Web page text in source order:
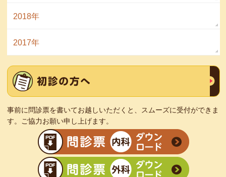
2018年
2017年
事前に問診票を書いてお越しいただくと、スムーズに受付ができま
す。ご協力お願い申し上げます。